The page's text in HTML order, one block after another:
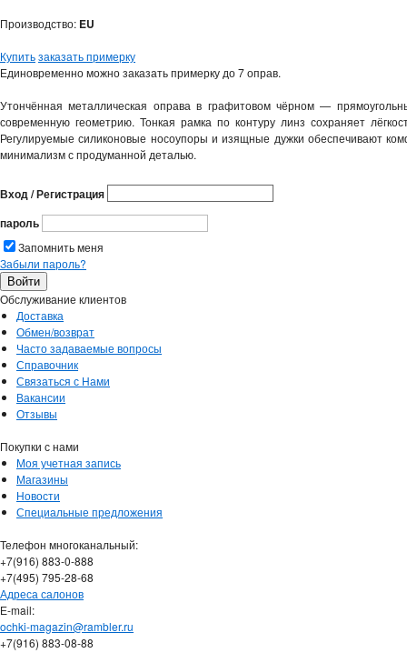
Производство: EU
Купитьзаказать примерку
Единовременно можно заказать примерку до 7 оправ.
Утончённая металлическая оправа в графитовом чёрном —
современную геометрию. Тонкая рамка по контуру линз сохраняет
Регулируемые силиконовые носоупоры и изящные дужки обеспечивают
минимализм с продуманной деталью.
Вход / Регистрация
пароль
Запомнить меня
Забыли пароль?
Обслуживание клиентов
Доставка
Обмен/возврат
Часто задаваемые вопросы
Справочник
Связаться с Нами
Вакансии
Отзывы
Покупки с нами
Моя учетная запись
Магазины
Новости
Специальные предложения
Телефон многоканальный:
+7(916) 883-0-888
+7(495) 795-28-68
Адреса салонов
Е-mail:
ochki-magazin@rambler.ru
+7(916) 883-08-88